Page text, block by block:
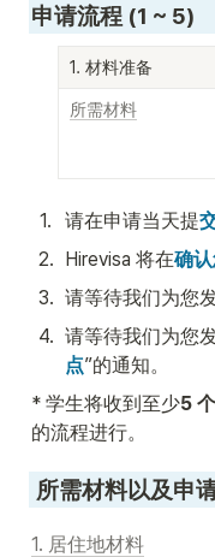
申请流程 (1 ~ 5)
1. 材料准备
所需材料
1. 请在申请当天提
2. Hirevisa 将在确
3. 请等待我们为您
4. 请等待我们为您
点”的通知。
* 学生将收到至少5
的流程进行。
所需材料以及申
1. 居住地材料